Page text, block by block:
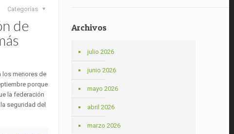
Categorías
de
los menores de
porque
la federación
seguridad del
Archivos
julio 2026
junio 2026
mayo 2026
abril 2026
marzo 2026